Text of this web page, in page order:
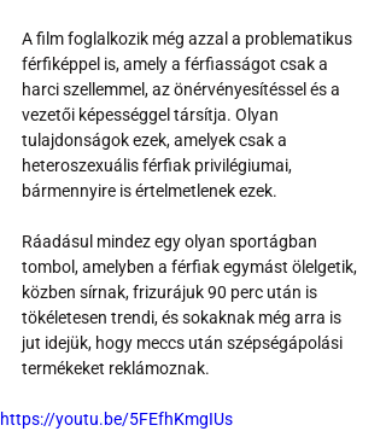
A film foglalkozik még azzal a problematikus
férfiképpel is, amely a férfiasságot csak a
harci szellemmel, az önérvényesítéssel és a
vezetői képességgel társítja. Olyan
tulajdonságok ezek, amelyek csak a
heteroszexuális férfiak privilégiumai,
bármennyire is értelmetlenek ezek.
Ráadásul mindez egy olyan sportágban
tombol, amelyben a férfiak egymást ölelgetik,
közben sírnak, frizurájuk 90 perc után is
tökéletesen trendi, és sokaknak még arra is
jut idejük, hogy meccs után szépségápolási
termékeket reklámoznak.
https://youtu.be/5FEfhKmgIUs